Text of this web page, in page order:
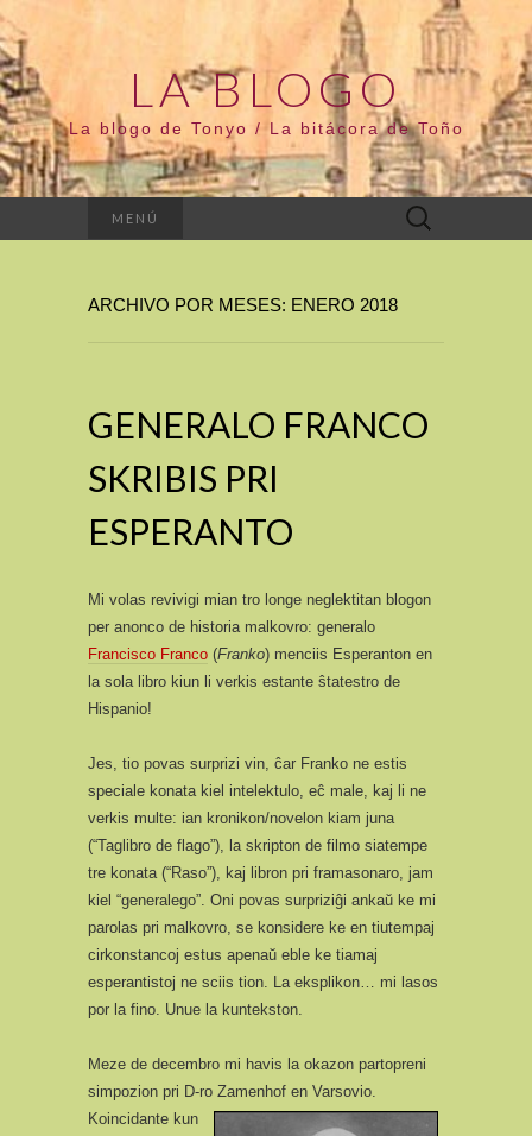
LA BLOGO
La blogo de Tonyo / La bitácora de Toño
MENÚ Buscar:
ARCHIVO POR MESES: ENERO 2018
GENERALO FRANCO
SKRIBIS PRI
ESPERANTO
Mi volas revivigi mian tro longe neglektitan blogon
per anonco de historia malkovro: generalo
Francisco Franco (Franko) menciis Esperanton en
la sola libro kiun li verkis estante ŝtatestro de
Hispanio!
Jes, tio povas surprizi vin, ĉar Franko ne estis
speciale konata kiel intelektulo, eĉ male, kaj li ne
verkis multe: ian kronikon/novelon kiam juna
(“Taglibro de flago”), la skripton de filmo siatempe
tre konata (“Raso”), kaj libron pri framasonaro, jam
kiel “generalego”. Oni povas surpriziĝi ankaŭ ke mi
parolas pri malkovro, se konsidere ke en tiutempaj
cirkonstancoj estus apenaŭ eble ke tiamaj
esperantistoj ne sciis tion. La eksplikon… mi lasos
por la fino. Unue la kuntekston.
Meze de decembro mi havis la okazon partopreni
simpozion pri D-ro Zamenhof en Varsovio.
Koincidante kun